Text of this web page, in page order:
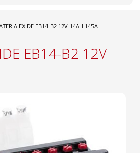
EXIDE EB14-B2 12V 14AH 145A
EB14-B2 12V